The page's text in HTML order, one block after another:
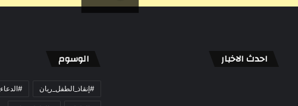
احدث الاخبار الوسوم
#إنقاذ_الطفل_ريان